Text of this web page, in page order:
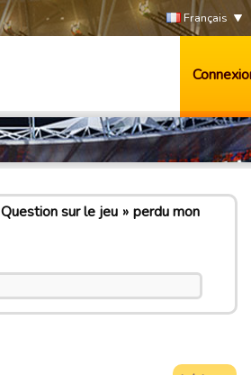
Français
Question sur le jeu
perdu mon